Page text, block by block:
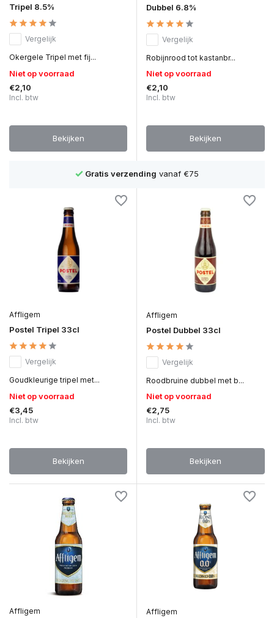
Tripel 8.5%
Vergelijk
Okergele Tripel met fij...
Niet op voorraad
€2,10
Incl. btw
Bekijken
Dubbel 6.8%
Vergelijk
Robijnrood tot kastanbr...
Niet op voorraad
€2,10
Incl. btw
Bekijken
Gratis verzending vanaf €75
Affligem
Postel Tripel 33cl
Vergelijk
Goudkleurige tripel met...
Niet op voorraad
€3,45
Incl. btw
Bekijken
Affligem
Postel Dubbel 33cl
Vergelijk
Roodbruine dubbel met b...
Niet op voorraad
€2,75
Incl. btw
Bekijken
Affligem Affligem